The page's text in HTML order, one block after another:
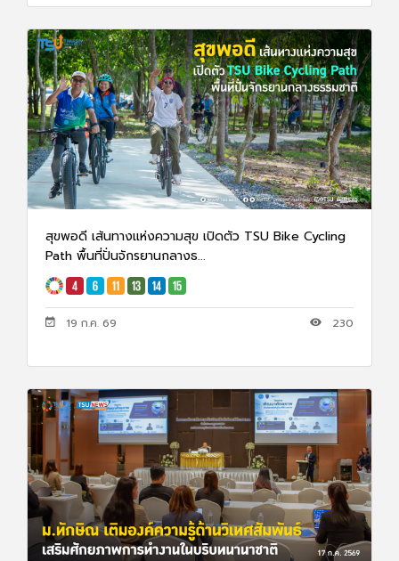
สุขพอดี เส้นทางแห่งความสุข เปิดตัว TSU Bike Cycling
Path พื้นที่ปั่นจักรยานกลางธ...
19 ก.ค. 69 230